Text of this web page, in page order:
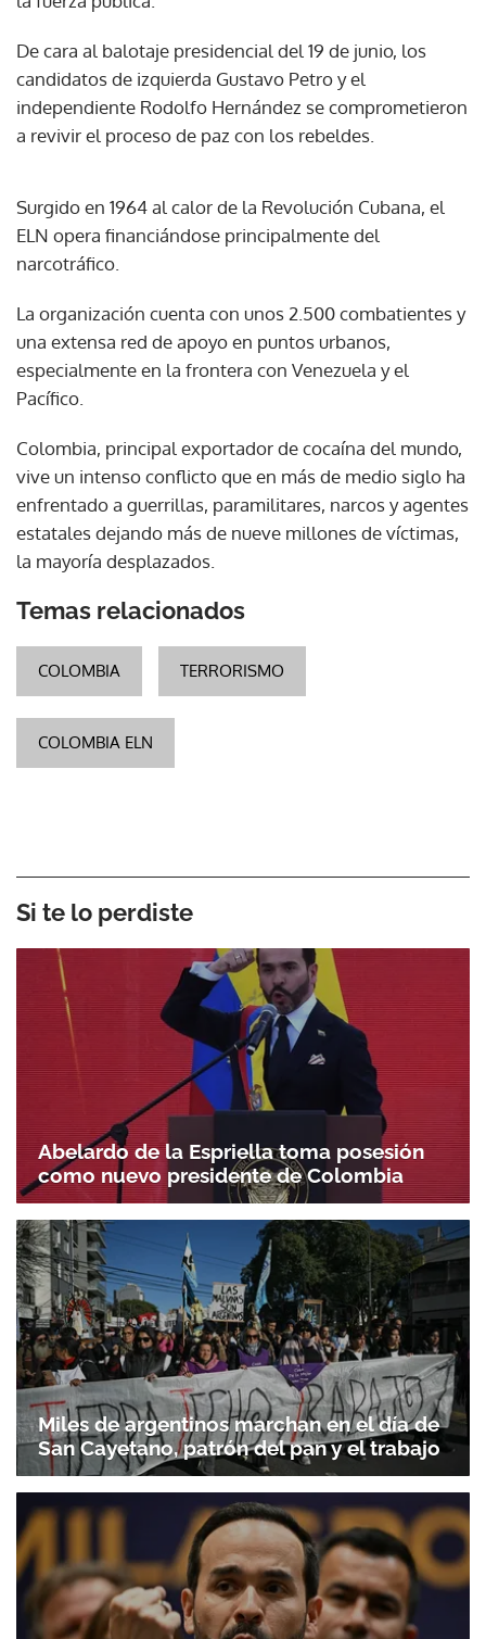
De cara al balotaje presidencial del 19 de junio, los
candidatos de izquierda Gustavo Petro y el
independiente Rodolfo Hernández se comprometieron
a revivir el proceso de paz con los rebeldes.
Surgido en 1964 al calor de la Revolución Cubana, el
ELN opera financiándose principalmente del
narcotráfico.
La organización cuenta con unos 2.500 combatientes y
una extensa red de apoyo en puntos urbanos,
especialmente en la frontera con Venezuela y el
Pacífico.
Colombia, principal exportador de cocaína del mundo,
vive un intenso conflicto que en más de medio siglo ha
enfrentado a guerrillas, paramilitares, narcos y agentes
estatales dejando más de nueve millones de víctimas,
la mayoría desplazados.
Temas relacionados
COLOMBIA TERRORISMO
COLOMBIA ELN
Si te lo perdiste
Abelardo de la Espriella toma posesión
como nuevo presidente de Colombia
Miles de argentinos marchan en el día de
San Cayetano, patrón del pan y el trabajo